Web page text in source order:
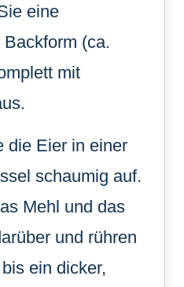
eine
(ca.
mit
die Eier in einer
schaumig auf.
Mehl und das
und rühren
ein dicker,